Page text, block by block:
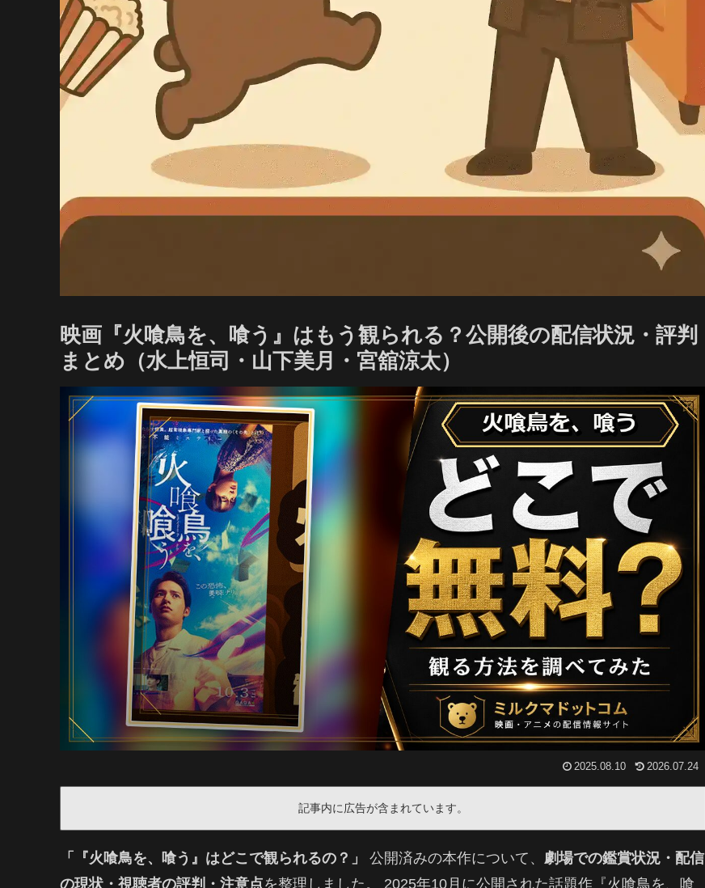
映画『火喰鳥を、喰う』はもう観られる？公開後の配信状況・評判
まとめ（水上恒司・山下美月・宮舘涼太）
2025.08.10 2026.07.24
記事内に広告が含まれています。
「『火喰鳥を、喰う』はどこで観られるの？」 公開済みの本作について、 劇場での鑑賞状況・配信
の現状・視聴者の評判・注意点を整理しました。 2025年10月に公開された話題作『火喰鳥を、喰